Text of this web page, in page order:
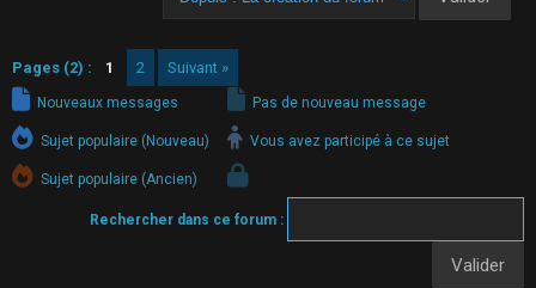
Pages (2) : 1 2 Suivant »
Nouveaux messages
Sujet populaire (Nouveau)
Sujet populaire (Ancien)
Pas de nouveau message
Vous avez participé à ce sujet
Rechercher dans ce forum :